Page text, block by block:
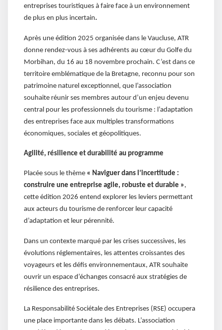
entreprises touristiques à faire face à un environnement
de plus en plus incertain.
Après une édition 2025 organisée dans le Vaucluse, ATR
donne rendez-vous à ses adhérents au cœur du Golfe du
Morbihan, du 16 au 18 novembre prochain. C’est dans ce
territoire emblématique de la Bretagne, reconnu pour son
patrimoine naturel exceptionnel, que l’association
souhaite réunir ses membres autour d’un enjeu devenu
central pour les professionnels du tourisme : l’adaptation
des entreprises face aux multiples transformations
économiques, sociales et géopolitiques.
Agilité, résilience et durabilité au programme
Placée sous le thème « Naviguer dans l’incertitude :
construire une entreprise agile, robuste et durable »,
cette édition 2026 entend explorer les leviers permettant
aux acteurs du tourisme de renforcer leur capacité
d’adaptation et leur pérennité.
Dans un contexte marqué par les crises successives, les
évolutions réglementaires, les attentes croissantes des
voyageurs et les défis environnementaux, ATR souhaite
ouvrir un espace d’échanges consacré aux stratégies de
résilience des entreprises.
La Responsabilité Sociétale des Entreprises (RSE) occupera
une place importante dans les débats. L’association